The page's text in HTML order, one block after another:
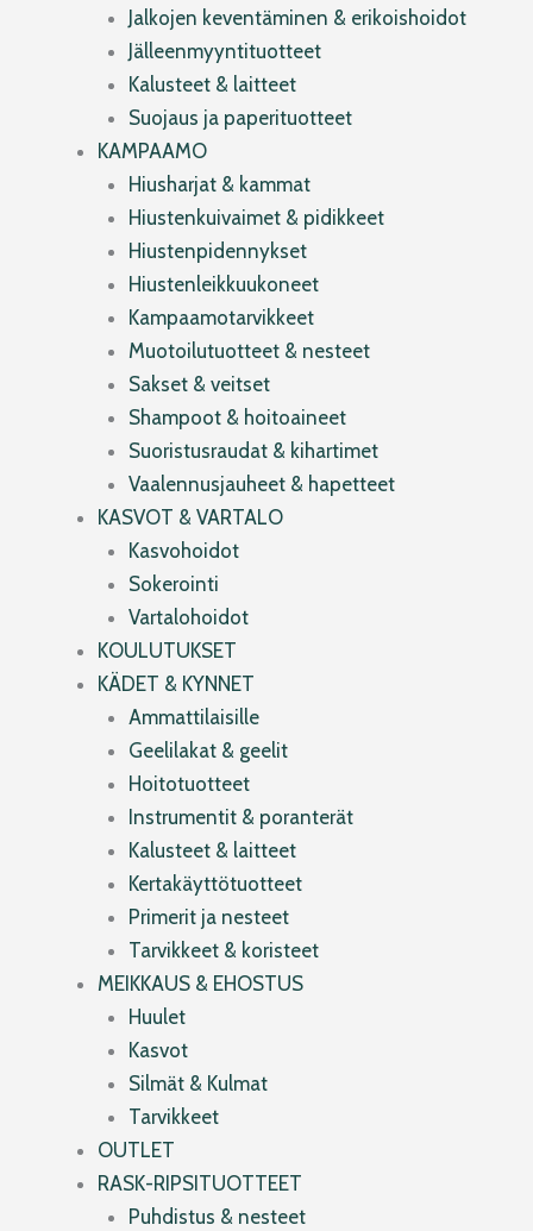
Jalkojen keventäminen & erikoishoidot
Jälleenmyyntituotteet
Kalusteet & laitteet
Suojaus ja paperituotteet
KAMPAAMO
Hiusharjat & kammat
Hiustenkuivaimet & pidikkeet
Hiustenpidennykset
Hiustenleikkuukoneet
Kampaamotarvikkeet
Muotoilutuotteet & nesteet
Sakset & veitset
Shampoot & hoitoaineet
Suoristusraudat & kihartimet
Vaalennusjauheet & hapetteet
KASVOT & VARTALO
Kasvohoidot
Sokerointi
Vartalohoidot
KOULUTUKSET
KÄDET & KYNNET
Ammattilaisille
Geelilakat & geelit
Hoitotuotteet
Instrumentit & poranterät
Kalusteet & laitteet
Kertakäyttötuotteet
Primerit ja nesteet
Tarvikkeet & koristeet
MEIKKAUS & EHOSTUS
Huulet
Kasvot
Silmät & Kulmat
Tarvikkeet
OUTLET
RASK-RIPSITUOTTEET
Puhdistus & nesteet